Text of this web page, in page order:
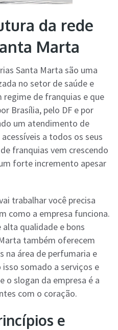
da rede
Marta
Santa Marta são uma
no setor de saúde e
regime de franquias e que
Brasília, pelo DF e por
um atendimento de
a todos os seus
franquias vem crescendo
forte incremento apesar
trabalhar você precisa
como a empresa funciona.
qualidade e bons
também oferecem
na área de perfumaria e
somado a serviços e
o slogan da empresa é a
com o coração.
e